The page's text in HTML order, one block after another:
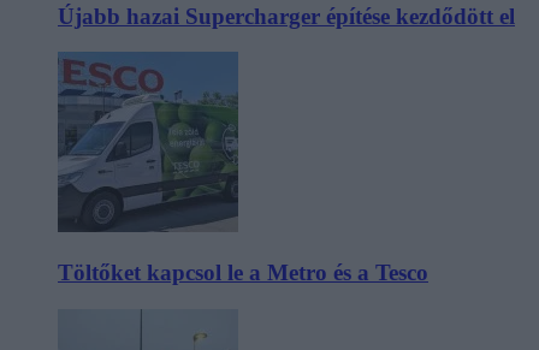
Újabb hazai Supercharger építése kezdődött el
Töltőket kapcsol le a Metro és a Tesco